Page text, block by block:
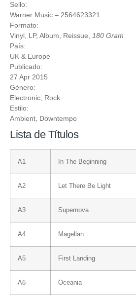
Sello:
Warner Music ‎– 2564623321
Formato:
Vinyl , LP, Album, Reissue,
180 Gram
País:
UK & Europe
Publicado:
27 Apr 2015
Género:
Electronic Rock
Estilo:
Ambient Downtempo
Lista de Títulos
Α1 In The Beginning
Α2 Let There Be Light
Α3 Supernova
Α4 Magellan
Α5 First Landing
Α6 Oceania